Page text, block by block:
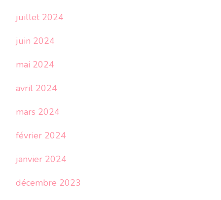
juillet 2024
juin 2024
mai 2024
avril 2024
mars 2024
février 2024
janvier 2024
décembre 2023